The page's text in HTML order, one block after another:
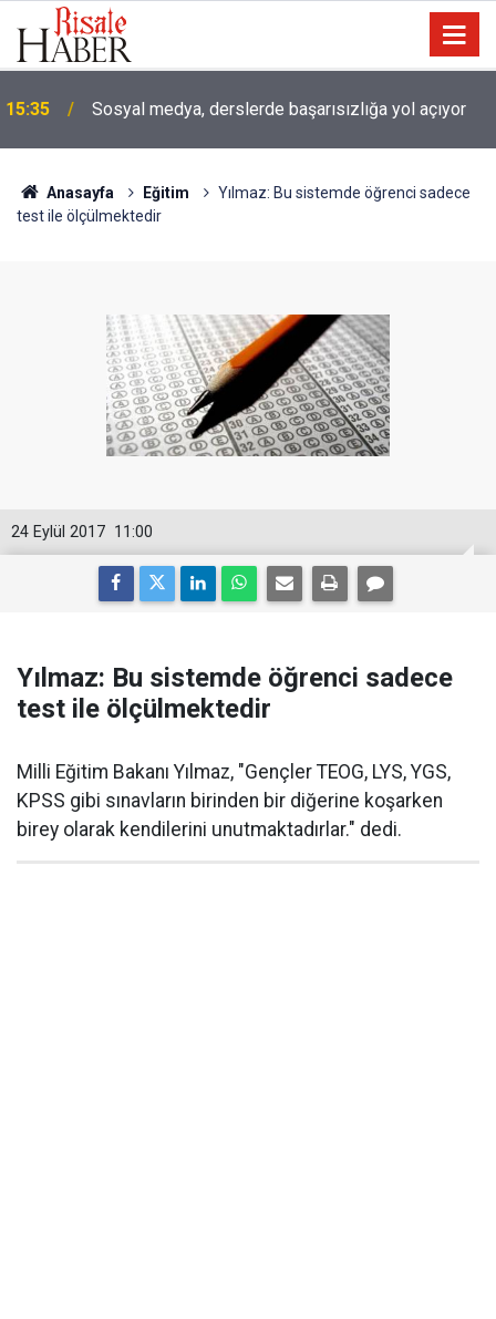
15:35 Sosyal medya, derslerde başarısızlığa yol açıyor
Anasayfa Eğitim
Yılmaz: Bu sistemde öğrenci sadece
test ile ölçülmektedir
11:00
24 Eylül 2017
Yılmaz: Bu sistemde öğrenci sadece
test ile ölçülmektedir
Milli Eğitim Bakanı Yılmaz, "Gençler TEOG, LYS, YGS,
KPSS gibi sınavların birinden bir diğerine koşarken
birey olarak kendilerini unutmaktadırlar." dedi.